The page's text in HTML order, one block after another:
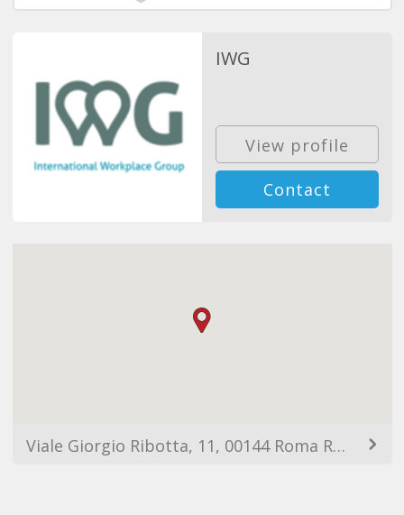
IWG
View profile
Contact
Viale Giorgio Ribotta, 11, 00144 Roma RM, Italy